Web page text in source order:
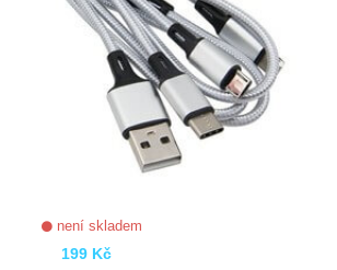
není skladem
199 Kč